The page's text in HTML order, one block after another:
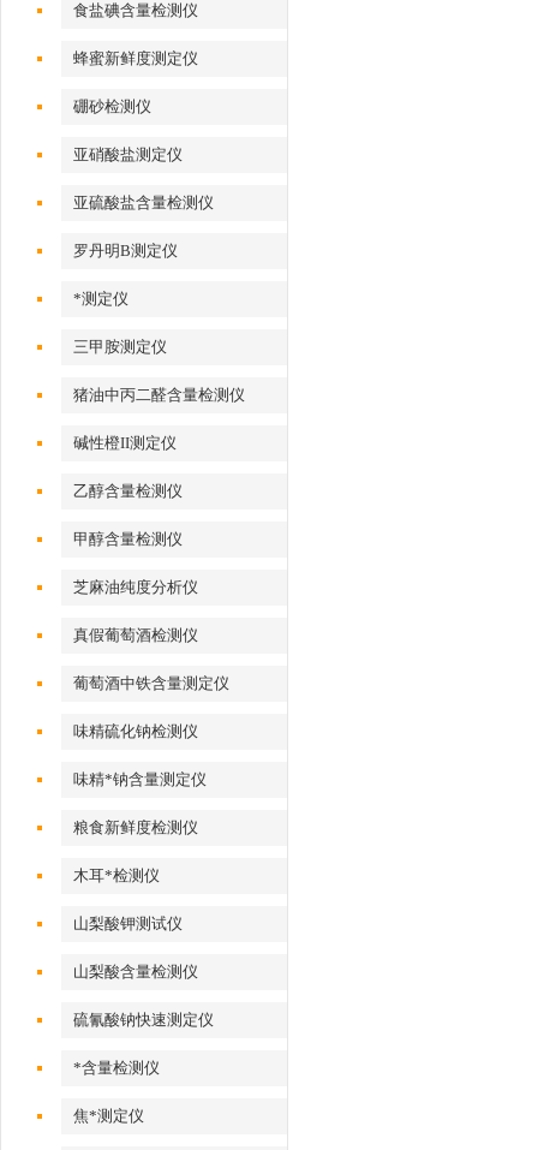
食盐碘含量检测仪
蜂蜜新鲜度测定仪
硼砂检测仪
亚硝酸盐测定仪
亚硫酸盐含量检测仪
罗丹明B测定仪
*测定仪
三甲胺测定仪
猪油中丙二醛含量检测仪
碱性橙II测定仪
乙醇含量检测仪
甲醇含量检测仪
芝麻油纯度分析仪
真假葡萄酒检测仪
葡萄酒中铁含量测定仪
味精硫化钠检测仪
味精*钠含量测定仪
粮食新鲜度检测仪
木耳*检测仪
山梨酸钾测试仪
山梨酸含量检测仪
硫氰酸钠快速测定仪
*含量检测仪
焦*测定仪